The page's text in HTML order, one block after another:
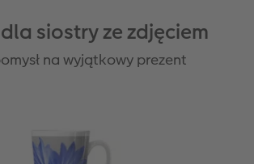
siostry ze zdjęciem
na wyjątkowy prezent